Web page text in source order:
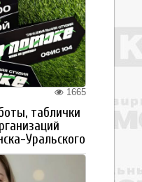
1665
таблички
Уральского